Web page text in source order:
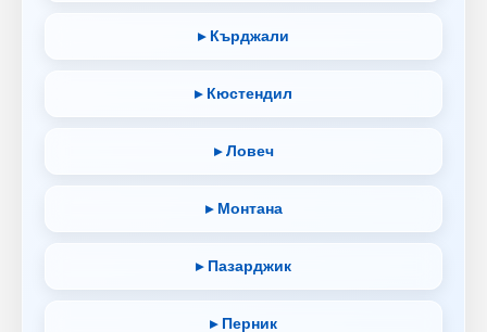
▸ Кърджали
▸ Кюстендил
▸ Ловеч
▸ Монтана
▸ Пазарджик
▸ Перник